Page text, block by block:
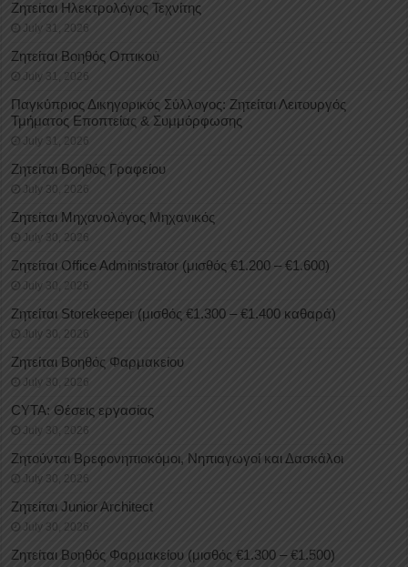
Ζητείται Ηλεκτρολόγος Τεχνίτης
July 31, 2026
Ζητείται Βοηθός Οπτικού
July 31, 2026
Παγκύπριος Δικηγορικός Σύλλογος: Ζητείται Λειτουργός
Τμήματος Εποπτείας & Συμμόρφωσης
July 31, 2026
Ζητείται Βοηθός Γραφείου
July 30, 2026
Ζητείται Μηχανολόγος Μηχανικός
July 30, 2026
Ζητείται Office Administrator (μισθός €1.200 – €1.600)
July 30, 2026
Ζητείται Storekeeper (μισθός €1.300 – €1.400 καθαρά)
July 30, 2026
Ζητείται Βοηθός Φαρμακείου
July 30, 2026
CYTA: Θέσεις εργασίας
July 30, 2026
Ζητούνται Βρεφονηπιοκόμοι, Νηπιαγωγοί και Δασκάλοι
July 30, 2026
Ζητείται Junior Architect
July 30, 2026
Ζητείται Βοηθός Φαρμακείου (μισθός €1.300 – €1.500)